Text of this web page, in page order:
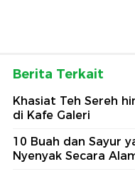
Berita Terkait
Khasiat Teh Sereh
di Kafe Galeri
10 Buah dan Sayur
Nyenyak Secara